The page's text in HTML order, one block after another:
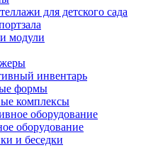
для детского сада
модули
инвентарь
формы
комплексы
оборудование
оборудование
и беседки